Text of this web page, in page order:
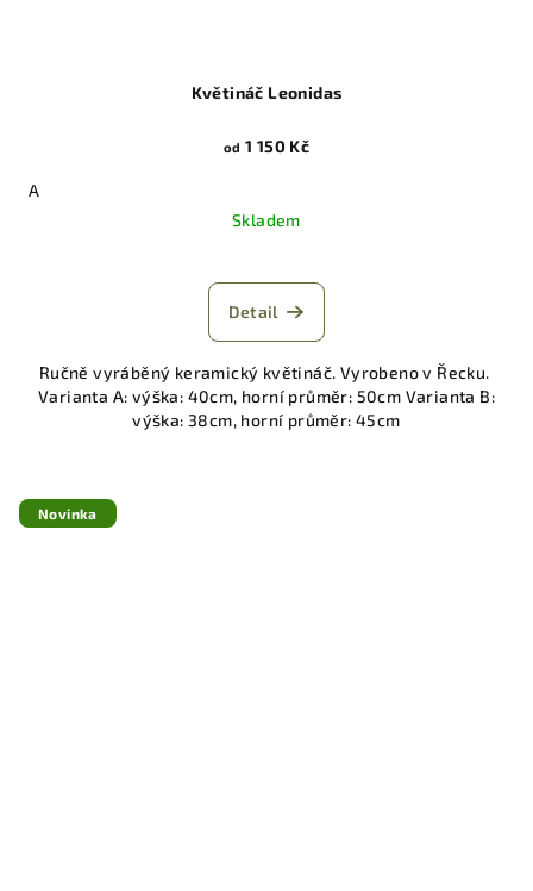
Květináč Leonidas
od 1 150 Kč
A
Skladem
Detail
Ručně vyráběný keramický květináč. Vyrobeno v Řecku.
Varianta A: výška: 40cm, horní průměr: 50cm Varianta B:
výška: 38cm, horní průměr: 45cm
Novinka